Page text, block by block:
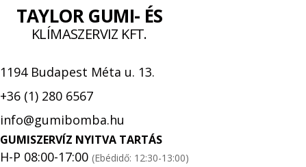
TAYLOR GUMI- ÉS
KLÍMASZERVIZ KFT.
1194 Budapest Méta u. 13.
+36 (1) 280 6567
info@gumibomba.hu
GUMISZERVÍZ NYITVA TARTÁS
H-P 08:00-17:00 (Ebédidő: 12:30-13:00)